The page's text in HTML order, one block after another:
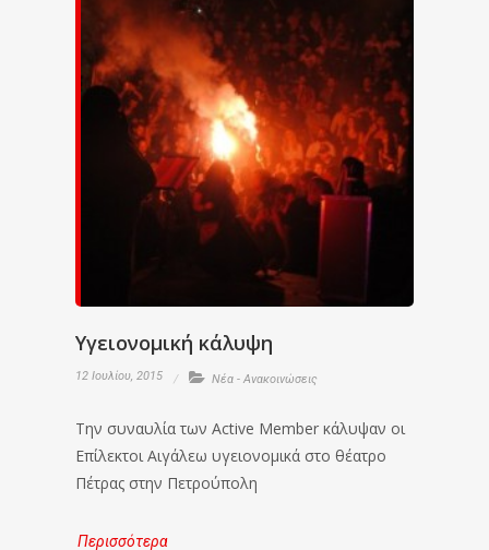
Υγειονομική κάλυψη
12 Ιουλίου, 2015 Νέα - Ανακοινώσεις
Την συναυλία των Αctive Μember κάλυψαν οι
Επίλεκτοι Αιγάλεω υγειονομικά στο θέατρο
Πέτρας στην Πετρούπολη
Περισσότερα